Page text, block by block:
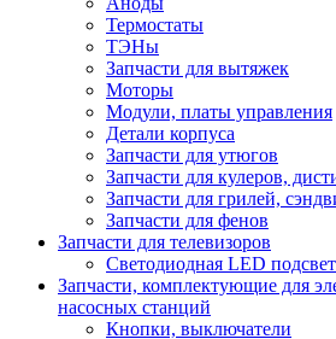
Термостаты
ТЭНы
Запчасти для вытяжек
Моторы
Модули, платы управления
Детали корпуса
Запчасти для утюгов
Запчасти для кулеров,
Запчасти для грилей,
Запчасти для фенов
Запчасти для телевизоров
Светодиодная LED
Запчасти, комплектующие для
насосных станций
Кнопки, выключатели